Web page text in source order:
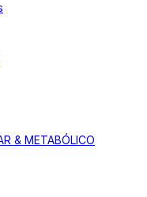
& METABÓLICO